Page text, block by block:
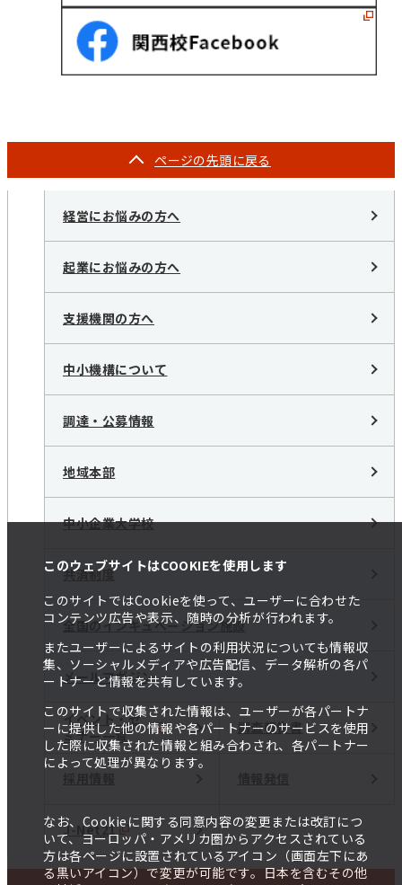
このウェブサイトはCOOKIEを使用します
このサイトではCookieを使って、ユーザーに合わせた
コンテンツ広告や表示、随時の分析が行われます。
またユーザーによるサイトの利用状況についても情報収
集、ソーシャルメディアや広告配信、データ解析の各パ
ートナーと情報を共有しています。
このサイトで収集された情報は、ユーザーが各パートナ
ーに提供した他の情報や各パートナーのサービスを使用
した際に収集された情報と組み合わされ、各パートナー
によって処理が異なります。
なお、Cookieに関する同意内容の変更または改訂につ
いて、ヨーロッパ・アメリカ圏からアクセスされている
方は各ページに設置されているアイコン（画面左下にあ
る黒いアイコン）で変更が可能です。日本を含むその他
ページの先頭に戻る
経営にお悩みの方へ
起業にお悩みの方へ
支援機関の方へ
中小機構について
調達・公募情報
地域本部
中小企業大学校
共済制度
全国のインキュベーション施設
メールマガジン
イベント・セ
ミナー一覧
調査報告書
J-Net21